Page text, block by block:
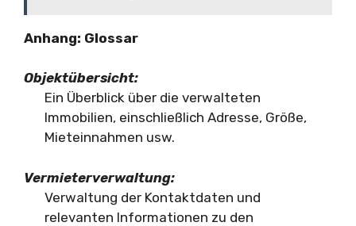
Anhang: Glossar
Objektübersicht:
Ein Überblick über die verwalteten
Immobilien, einschließlich Adresse, Größe,
Mieteinnahmen usw.
Vermieterverwaltung:
Verwaltung der Kontaktdaten und
relevanten Informationen zu den